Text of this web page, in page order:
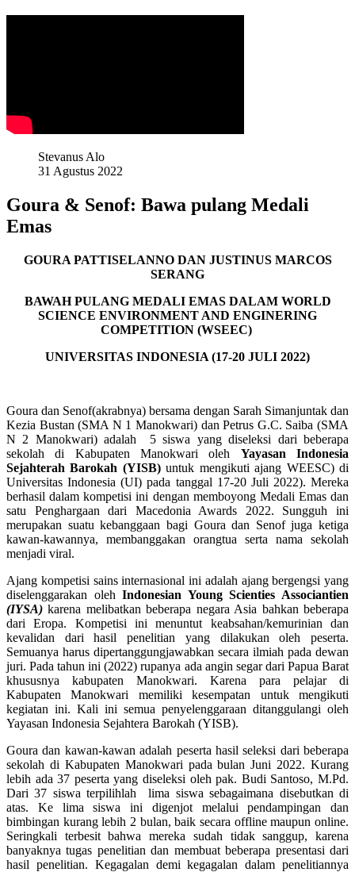
Stevanus Alo
31 Agustus 2022
Goura & Senof: Bawa pulang Medali
Emas
GOURA PATTISELANNO DAN JUSTINUS MARCOS
SERANG
BAWAH PULANG MEDALI EMAS DALAM WORLD
SCIENCE ENVIRONMENT AND ENGINERING
COMPETITION (WSEEC)
UNIVERSITAS INDONESIA (17-20 JULI 2022)
Goura dan Senof(akrabnya) bersama dengan Sarah Simanjuntak dan
Kezia Bustan (SMA N 1 Manokwari) dan Petrus G.C. Saiba (SMA
N 2 Manokwari) adalah 5 siswa yang diseleksi dari beberapa
sekolah di Kabupaten Manokwari oleh Yayasan Indonesia
Sejahterah Barokah (YISB)untuk mengikuti ajang WEESC) di
Universitas Indonesia (UI) pada tanggal 17-20 Juli 2022). Mereka
berhasil dalam kompetisi ini dengan memboyong Medali Emas dan
satu Penghargaan dari Macedonia Awards 2022. Sungguh ini
merupakan suatu kebanggaan bagi Goura dan Senof juga ketiga
kawan-kawannya, membanggakan orangtua serta nama sekolah
menjadi viral.
Ajang kompetisi sains internasional ini adalah ajang bergengsi yang
diselenggarakan olehIndonesian Young Scienties Associantien
(IYSA) karena melibatkan beberapa negara Asia bahkan beberapa
dari Eropa. Kompetisi ini menuntut keabsahan/kemurinian dan
kevalidan dari hasil penelitian yang dilakukan oleh peserta.
Semuanya harus dipertanggungjawabkan secara ilmiah pada dewan
juri. Pada tahun ini (2022) rupanya ada angin segar dari Papua Barat
khususnya kabupaten Manokwari. Karena para pelajar di
Kabupaten Manokwari memiliki kesempatan untuk mengikuti
kegiatan ini. Kali ini semua penyelenggaraan ditanggulangi oleh
Yayasan Indonesia Sejahtera Barokah (YISB).
Goura dan kawan-kawan adalah peserta hasil seleksi dari beberapa
sekolah di Kabupaten Manokwari pada bulan Juni 2022. Kurang
lebih ada 37 peserta yang diseleksi oleh pak. Budi Santoso, M.Pd.
Dari 37 siswa terpilihlah lima siswa sebagaimana disebutkan di
atas. Ke lima siswa ini digenjot melalui pendampingan dan
bimbingan kurang lebih 2 bulan, baik secara offline maupun online.
Seringkali terbesit bahwa mereka sudah tidak sanggup, karena
banyaknya tugas penelitian dan membuat beberapa presentasi dari
hasil penelitian. Kegagalan demi kegagalan dalam penelitiannya